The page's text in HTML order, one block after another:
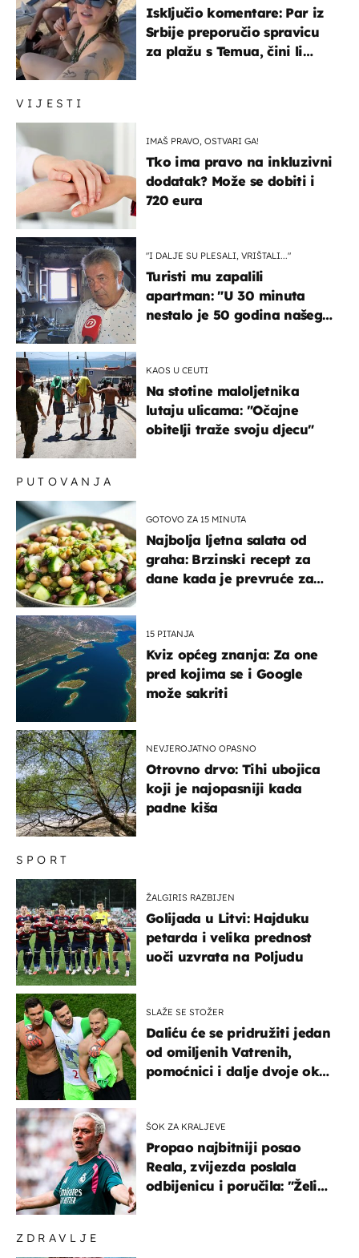
VIJESTI
IMAŠ PRAVO, OSTVARI GA!
Tko ima pravo na inkluzivni
dodatak? Može se dobiti i
720 eura
"I DALJE SU PLESALI, VRIŠTALI..."
Turisti mu zapalili
apartman: "U 30 minuta
nestalo je 50 godina našeg
KAOS U CEUTI
Na stotine maloljetnika
lutaju ulicama: "Očajne
obitelji traže svoju djecu"
ZDRAVLJE
Isključio komentare: Par iz
Srbije preporučio spravicu
za plažu s Temua, čini li
SPORT
ŽALGIRIS RAZBIJEN
Golijada u Litvi: Hajduku
petarda i velika prednost
uoči uzvrata na Poljudu
SLAŽE SE STOŽER
Daliću će se pridružiti jedan
od omiljenih Vatrenih,
pomoćnici i dalje dvoje oko
ŠOK ZA KRALJEVE
Propao najbitniji posao
Reala, zvijezda poslala
odbijenicu i poručila: "Želim
PUTOVANJA
GOTOVO ZA 15 MINUTA
Najbolja ljetna salata od
graha: Brzinski recept za
dane kada je prevruće za
15 PITANJA
Kviz općeg znanja: Za one
pred kojima se i Google
može sakriti
NEVJEROJATNO OPASNO
Otrovno drvo: Tihi ubojica
koji je najopasniji kada
padne kiša